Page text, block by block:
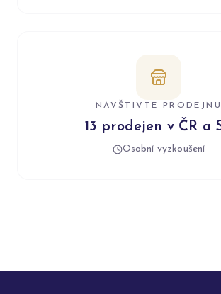
NAVŠTIVTE PRODEJNU
13 prodejen v ČR a
Osobní vyzkoušení